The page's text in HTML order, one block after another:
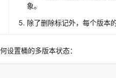
象。
除了删除标记外，每个版本
设置桶的多版本状态：